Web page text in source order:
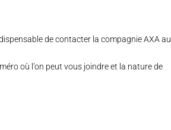
de contacter la compagnie AXA au
où l’on peut vous joindre et la nature de